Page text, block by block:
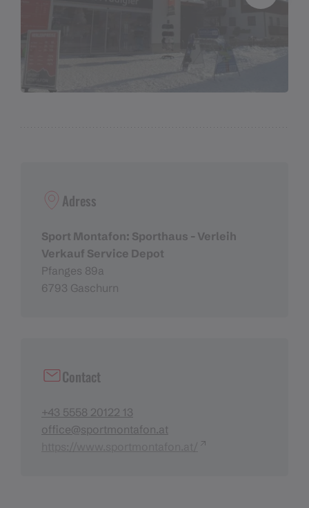
Adress
Sport Montafon: Sporthaus - Verleih
Verkauf Service Depot
Pfanges 89a
6793 Gaschurn
Contact
+43 5558 20122 13
office@sportmontafon.at